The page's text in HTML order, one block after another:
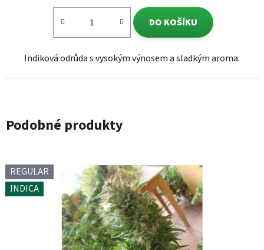
DO KOŠÍKU
Indiková odrůda s vysokým výnosem a sladkým aroma.
Podobné produkty
REGULAR
INDICA